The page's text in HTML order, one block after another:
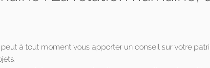
peut à tout moment vous apporter un conseil sur votre